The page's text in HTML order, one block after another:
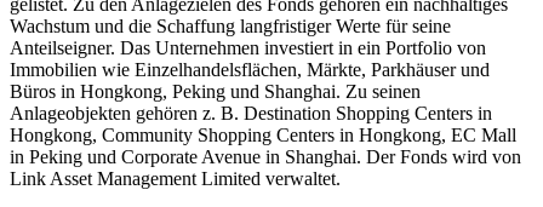
Wachstum und die Schaffung langfristiger Werte für seine
Anteilseigner. Das Unternehmen investiert in ein Portfolio von
Immobilien wie Einzelhandelsflächen, Märkte, Parkhäuser und
Büros in Hongkong, Peking und Shanghai. Zu seinen
Anlageobjekten gehören z. B. Destination Shopping Centers in
Hongkong, Community Shopping Centers in Hongkong, EC Mall
in Peking und Corporate Avenue in Shanghai. Der Fonds wird von
Link Asset Management Limited verwaltet.